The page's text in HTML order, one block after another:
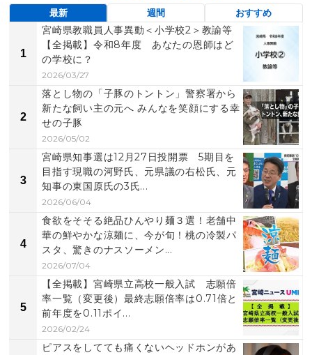
最新 週間 おすすめ
1
宮崎県教職員人事異動＜小学校2＞教諭等
【全掲載】令和8年度 あなたの恩師はど
の学校に？
2026/03/27
2
落とし物の「子豚のトントン」警察署から
新たな飼い主の元へ みんなを笑顔にする幸
せの子豚
2026/05/02
3
宮崎県知事選は12月27日投開票 5期目を
目指す現職の河野氏、元県議の右松氏、元
知事の東国原氏の3氏...
2026/06/04
4
食欲をそそる絶品ひんやり麺３選！老舗中
華の鮮やかな涼麺に、今が旬！桃の冷製パ
スタ、驚きのナスソーメン...
2026/07/04
5
【全掲載】宮崎県立高校一般入試 志願倍
率一覧（変更後）最終志願倍率は0.71倍と
前年度を0.11ポイ...
2026/02/24
ピアスをしてても痛くないヘッドホンがあ